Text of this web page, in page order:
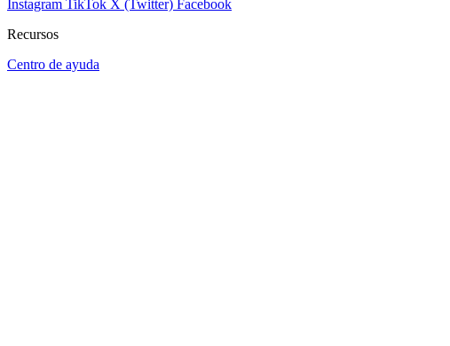
Instagram TikTok X (Twitter) Facebook
Recursos
Centro de ayuda